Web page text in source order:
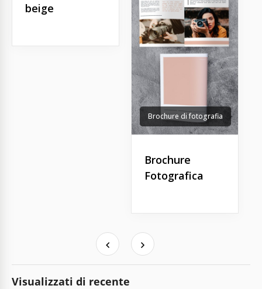
beige
Brochure di fotografia
Brochure
Fotografica
Visualizzati di recente